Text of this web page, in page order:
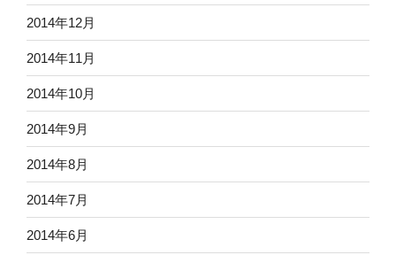
2014年12月
2014年11月
2014年10月
2014年9月
2014年8月
2014年7月
2014年6月